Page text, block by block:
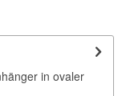
in ovaler